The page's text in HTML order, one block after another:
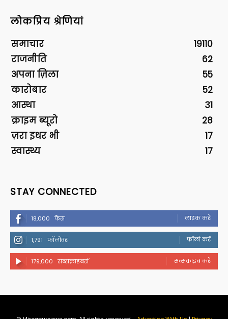
लोकप्रिय श्रेणियां
समाचार
19110
राजनीति
62
अपना ज़िला
55
कारोबार
52
आस्था
31
क्राइम ब्यूरो
28
ज़रा इधर भी
17
स्वास्थ्य
17
STAY CONNECTED
18,000 फैंस लाइक करें
1,791 फॉलोवर फॉलो करें
179,000 सब्सक्राइबर्स सब्सक्राइब करें